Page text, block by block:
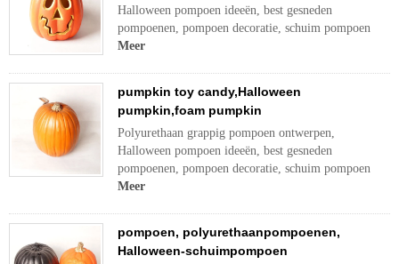
Halloween pompoen ideeën, best gesneden
pompoenen, pompoen decoratie, schuim pompoen
Meer
pumpkin toy candy,Halloween
pumpkin,foam pumpkin
Polyurethaan grappig pompoen ontwerpen,
Halloween pompoen ideeën, best gesneden
pompoenen, pompoen decoratie, schuim pompoen
Meer
pompoen, polyurethaanpompoenen,
Halloween-schuimpompoen